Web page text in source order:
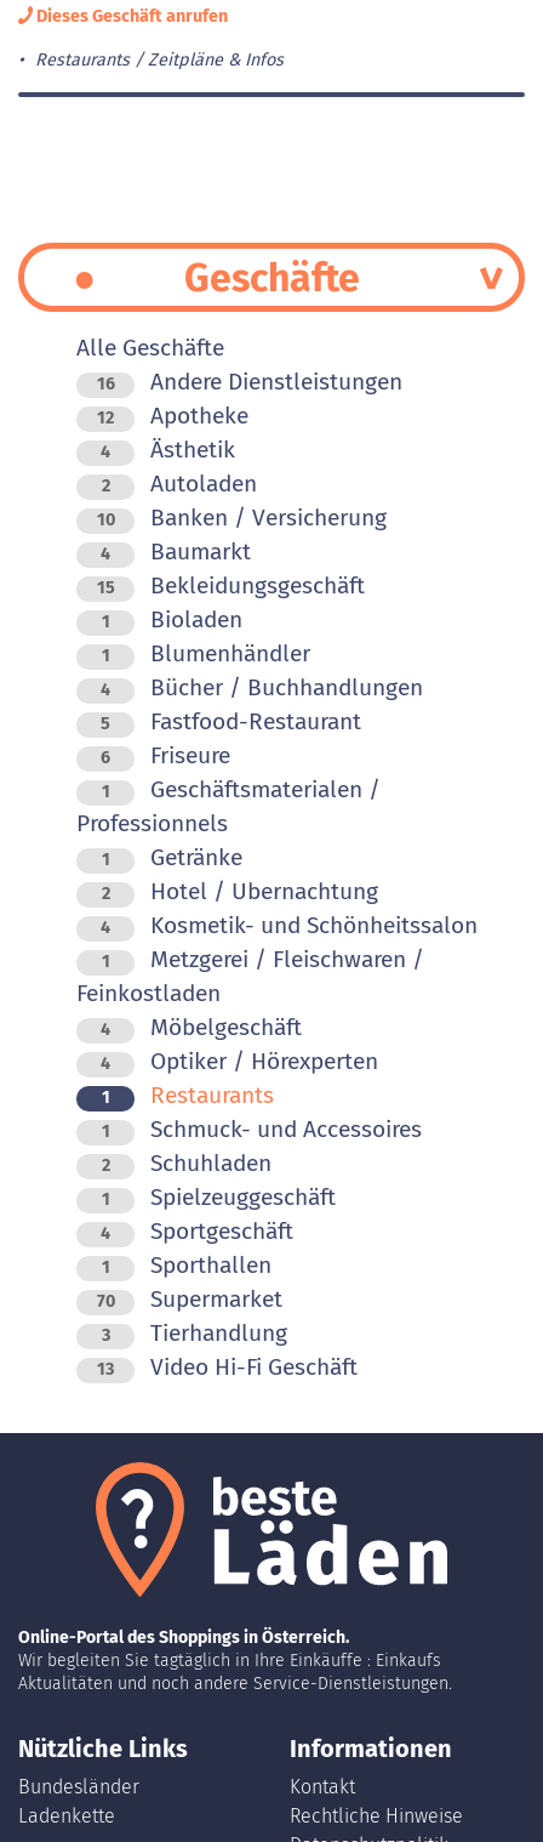
Dieses Geschäft anrufen
Restaurants Zeitpläne & Infos
Geschäfte
Alle Geschäfte
16 Andere Dienstleistungen
12 Apotheke
4 Ästhetik
2 Autoladen
10 Banken / Versicherung
4 Baumarkt
15 Bekleidungsgeschäft
1 Bioladen
1 Blumenhändler
4 Bücher / Buchhandlungen
5 Fastfood-Restaurant
6 Friseure
1
Geschäftsmaterialen /
Professionnels
1 Getränke
2 Hotel / Ubernachtung
4 Kosmetik- und Schönheitssalon
1
Metzgerei / Fleischwaren /
Feinkostladen
4 Möbelgeschäft
4 Optiker / Hörexperten
1 Restaurants
1 Schmuck- und Accessoires
2 Schuhladen
1 Spielzeuggeschäft
4 Sportgeschäft
1 Sporthallen
70 Supermarket
3 Tierhandlung
13 Video Hi-Fi Geschäft
Online-Portal des Shoppings in Österreich.
Wir begleiten Sie tagtäglich in Ihre Einkäuffe : Einkaufs
Aktualitäten und noch andere Service-Dienstleistungen.
Nützliche Links
Bundesländer
Ladenkette
Informationen
Kontakt
Rechtliche Hinweise